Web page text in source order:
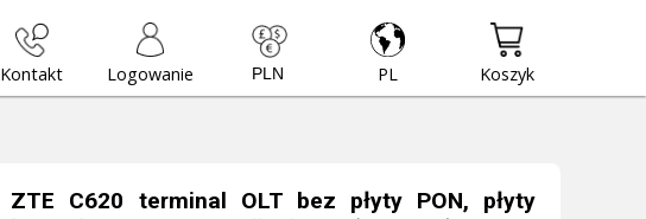
Kontakt Logowanie PL Koszyk
ZTE C620 terminal OLT bez płyty PON, płyty